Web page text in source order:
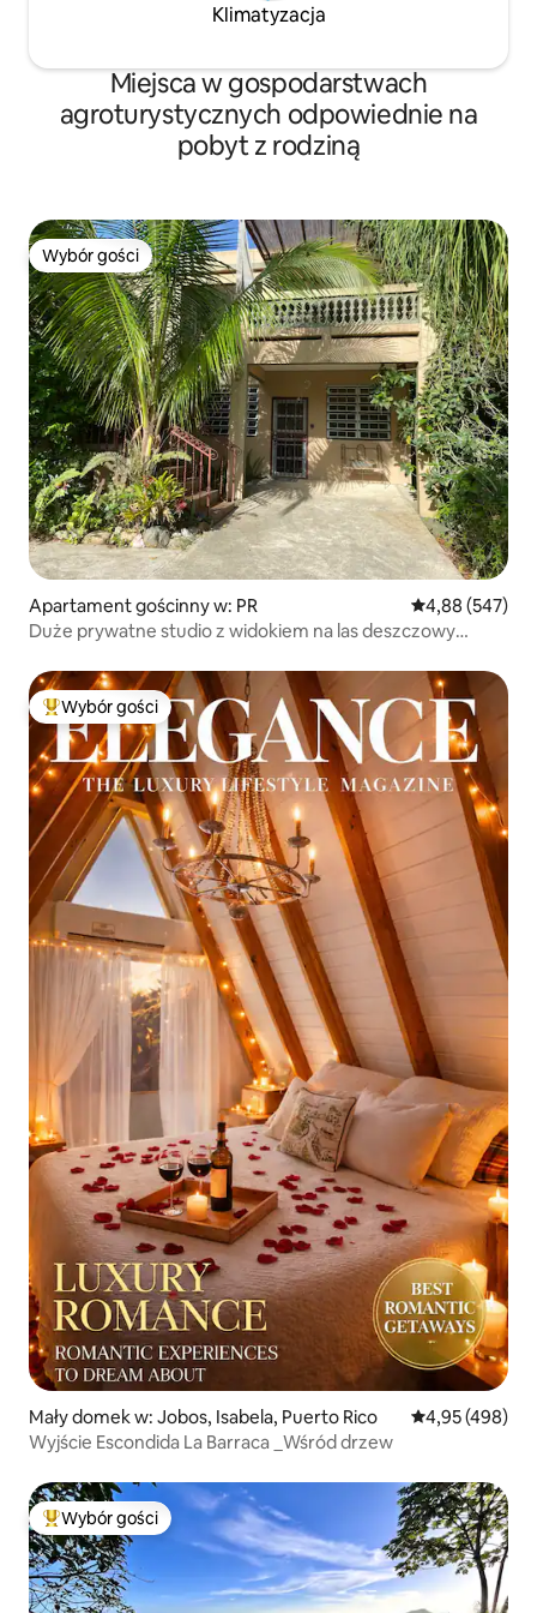
Klimatyzacja
Miejsca w gospodarstwach
agroturystycznych odpowiednie na
pobyt z rodziną
Wybór gości
Wybór gości
Apartament gościnny w: PR Średnia
4,88 (547)
Duże prywatne studio z widokiem na las deszczowy
Najpopularniejsze z kategorii Wybór gości
Wybór gości
Mały domek w: Jobos, Isabela, Puerto Rico Średnia
4,95 (498)
Wyjście Escondida La Barraca _Wśród drzew
Najpopularniejsze z kategorii Wybór gości
Wybór gości